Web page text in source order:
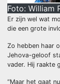
Foto: William
Er zijn wel wat
die een grote
Zo hebben haar
Jehova-geloof
vader. Hij raakte
“Maar het gaat